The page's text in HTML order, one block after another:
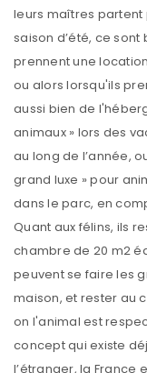
leurs maîtres partent
saison d’été, ce
prennent une
ou alors lorsqu'ils
aussi bien de
animaux » lors des
au long de l’année,
grand luxe » pour
dans le parc, en
Quant aux félins, ils
chambre de 20 m2
peuvent se faire les
maison, et rester au
on l'animal est
concept qui existe
l’étranger, la France